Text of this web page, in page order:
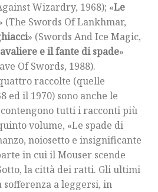
Wizardry, 1968); «Le
(The Swords Of Lankhmar,
» (Swords And Ice Magic,
e il fante di spade»
Of Swords, 1988).
raccolte (quelle
ed il 1970) sono anche le
tutti i racconti più
volume, «Le spade di
noiosetto e insignificante
in cui il Mouser scende
la città dei ratti. Gli ultimi
sofferenza a leggersi, in